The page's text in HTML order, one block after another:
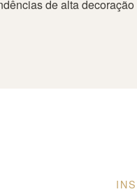
de alta decoração